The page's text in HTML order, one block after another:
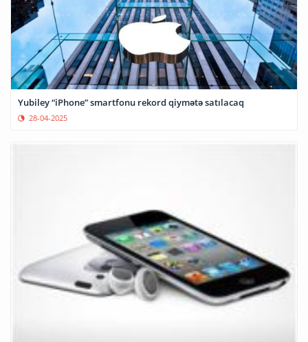
Yubiley “iPhone” smartfonu rekord qiymətə satılacaq
28-04-2025